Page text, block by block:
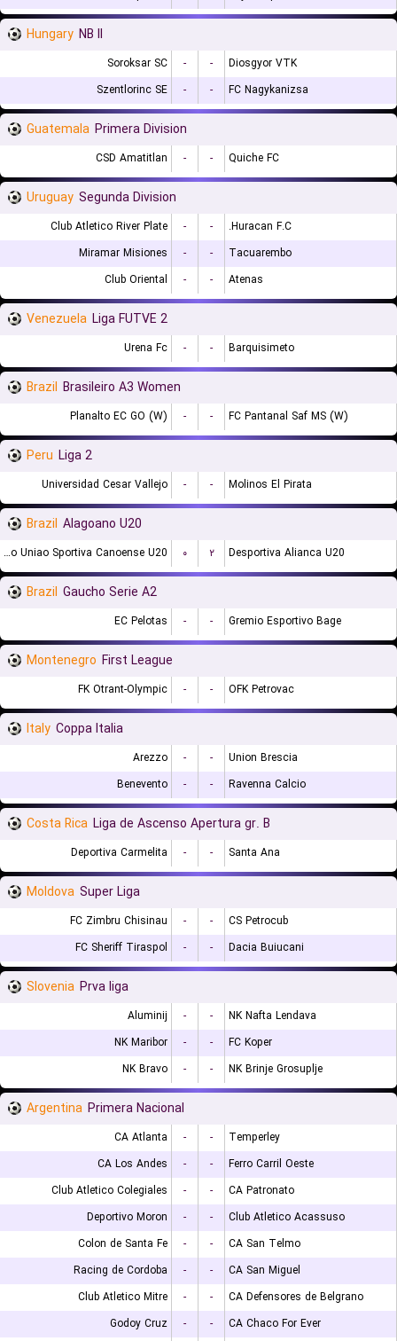
Hungary NB II
Soroksar SC - -
Diosgyor VTK
Szentlorinc SE
- - FC Nagykanizsa
Guatemala Primera Division
CSD Amatitlan - - Quiche FC
Uruguay Segunda Division
Club Atletico River Plate - -
Huracan F.C.
Miramar Misiones
- -
Tacuarembo
Club Oriental
- - Atenas
Venezuela Liga FUTVE 2
Urena Fc - - Barquisimeto
Brazil Brasileiro A3 Women
Planalto EC GO (W) - - FC Pantanal Saf MS (W)
Peru Liga 2
Universidad Cesar Vallejo - - Molinos El Pirata
Brazil Alagoano U20
Associacao Uniao Sportiva Canoense U20 ۰ ۲ Desportiva Alianca U20
Brazil Gaucho Serie A2
EC Pelotas - - Gremio Esportivo Bage
Montenegro First League
FK Otrant-Olympic - - OFK Petrovac
Italy Coppa Italia
Arezzo - -
Union Brescia
Benevento
- - Ravenna Calcio
Costa Rica Liga de Ascenso Apertura gr. B
Deportiva Carmelita - - Santa Ana
Moldova Super Liga
FC Zimbru Chisinau - -
CS Petrocub
FC Sheriff Tiraspol
- - Dacia Buiucani
Slovenia Prva liga
Aluminij - -
NK Nafta Lendava
NK Maribor
- -
FC Koper
NK Bravo
- - NK Brinje Grosuplje
Argentina Primera Nacional
CA Atlanta - -
Temperley
CA Los Andes
- -
Ferro Carril Oeste
Club Atletico Colegiales
- -
CA Patronato
Deportivo Moron
- -
Club Atletico Acassuso
Colon de Santa Fe
- -
CA San Telmo
Racing de Cordoba
- -
CA San Miguel
Club Atletico Mitre
- -
CA Defensores de Belgrano
Godoy Cruz
- -
CA Chaco For Ever